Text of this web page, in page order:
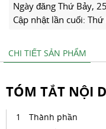
Ngày đăng Thứ Bảy,
Cập nhật lần cuối: Thứ
CHI TIẾT SẢN PHẨM
TÓM TẮT NỘI
Thành phần